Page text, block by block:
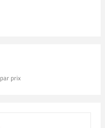
par prix